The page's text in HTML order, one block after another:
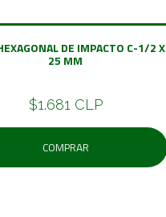
DE IMPACTO C-1/2 X
25 MM
$1.681 CLP
COMPRAR